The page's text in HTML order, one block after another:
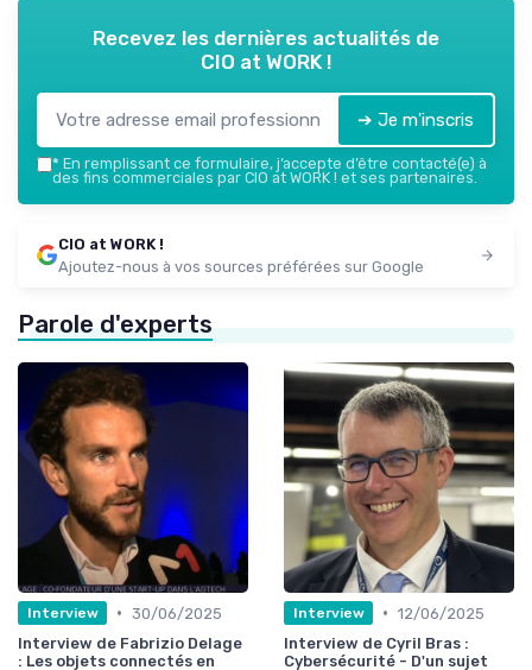
Recevez les dernières actualités de
CIO at WORK !
➔ Je m'inscris
* En remplissant ce formulaire, j’accepte d’être contacté(e) à
des fins commerciales par CIO at WORK ! et ses partenaires.
CIO at WORK !
Ajoutez-nous à vos sources préférées sur Google
Parole d'experts
Interview • 30/06/2025
Interview de Fabrizio Delage
: Les objets connectés en
Interview • 12/06/2025
Interview de Cyril Bras :
Cybersécurité - D'un sujet